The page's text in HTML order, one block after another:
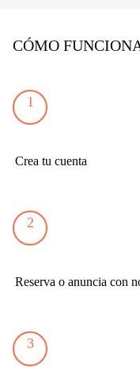
CÓMO
1
Crea tu cuenta
2
Reserva o anuncia con
3